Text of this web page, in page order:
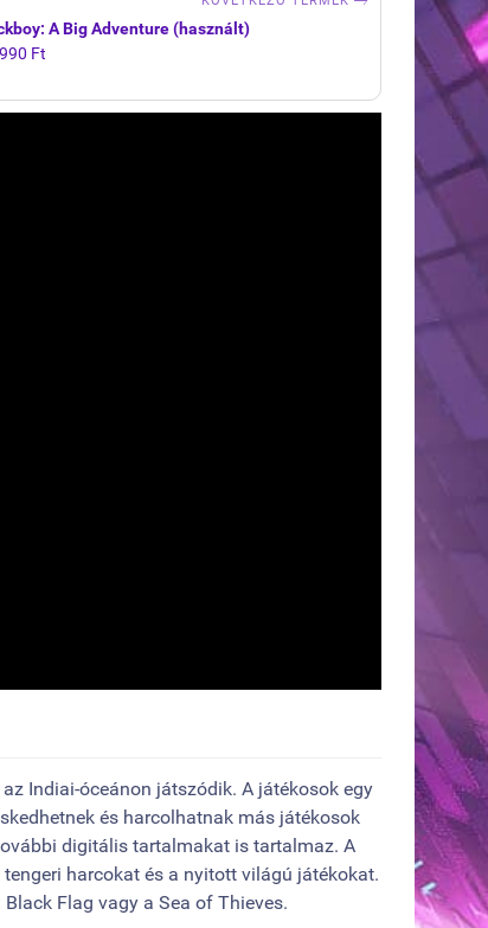
A Big Adventure (használt)
Ft
Indiai-óceánon játszódik. A játékosok egy
és harcolhatnak más játékosok
digitális tartalmakat is tartalmaz. A
harcokat és a nyitott világú játékokat.
Flag vagy a Sea of Thieves.